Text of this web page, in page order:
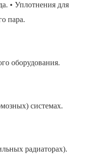
• Уплотнения для
пара.
оборудования.
системах.
радиаторах).